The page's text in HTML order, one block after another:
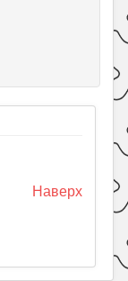
Наверх